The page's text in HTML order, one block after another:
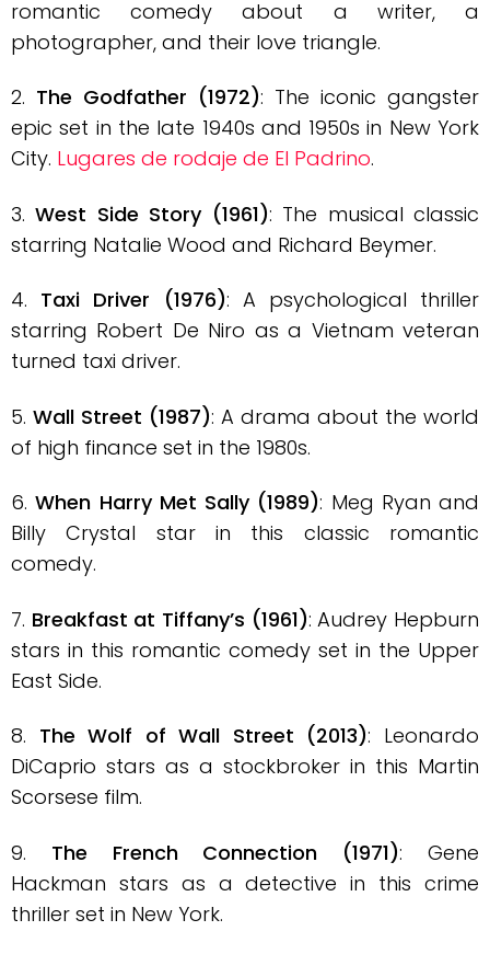
romantic comedy about a writer, a
photographer, and their love triangle.
2. The Godfather (1972): The iconic gangster
epic set in the late 1940s and 1950s in New York
City. Lugares de rodaje de El Padrino.
3.West Side Story (1961): The musical classic
starring Natalie Wood and Richard Beymer.
4. Taxi Driver (1976): A psychological thriller
starring Robert De Niro as a Vietnam veteran
turned taxi driver.
5. Wall Street (1987): A drama about the world
of high finance set in the 1980s.
6.When Harry Met Sally (1989): Meg Ryan and
Billy Crystal star in this classic romantic
comedy.
7. Breakfast at Tiffany’s (1961): Audrey Hepburn
stars in this romantic comedy set in the Upper
East Side.
8. The Wolf of Wall Street (2013): Leonardo
DiCaprio stars as a stockbroker in this Martin
Scorsese film.
9. The French Connection (1971): Gene
Hackman stars as a detective in this crime
thriller set in New York.